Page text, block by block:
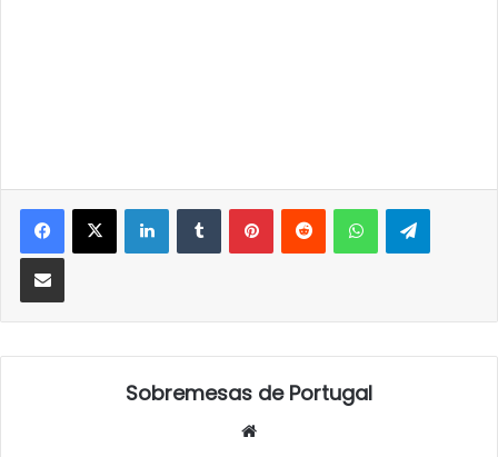
LinkedInTumblrPinterestReddit WhatsApp
Partilhar Via Email
Sobremesas de Portugal